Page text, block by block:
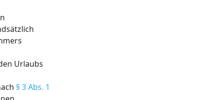
Urlaubs
§ 3 Abs. 1